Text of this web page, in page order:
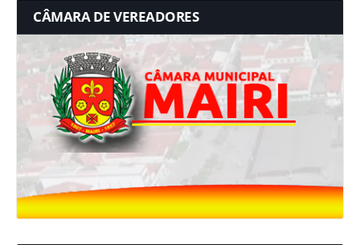
CÂMARA DE VEREADORES